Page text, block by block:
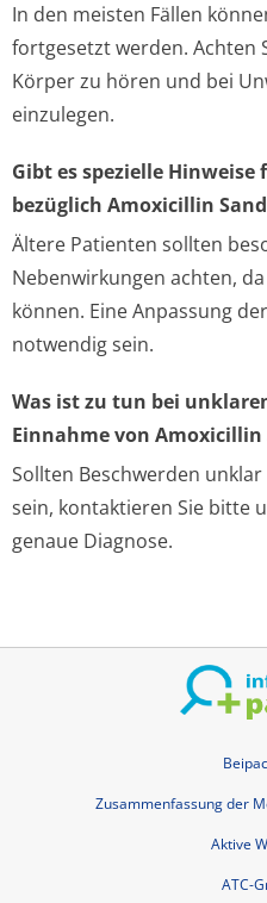
In den meisten Fällen
fortgesetzt werden. Achten
Körper zu hören und bei
einzulegen.
Gibt es spezielle
bezüglich Amoxicillin
Ältere Patienten sollten
Nebenwirkungen achten,
können. Eine Anpassung
notwendig sein.
Was ist zu tun bei
Einnahme von Amoxicillin
Sollten Beschwerden
sein, kontaktieren Sie bitte
genaue Diagnose.
Zusammenfassung der
Aktive
ATC-